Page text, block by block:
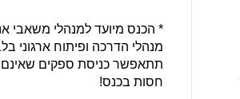
* הכנס מיועד למנהלי משאבי
מנהלי הדרכה ופיתוח ארגוני
תתאפשר כניסת ספקים שאינם
חסות בכנס!